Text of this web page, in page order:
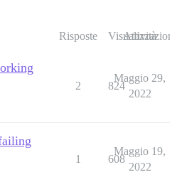
Risposte Visualizzazioni
Attività
2 824
Maggio 29,
2022
1 608
Maggio 19,
2022